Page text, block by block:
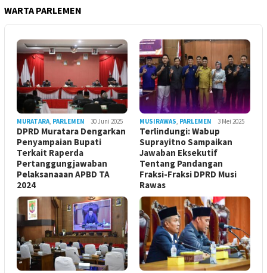
WARTA PARLEMEN
MURATARA PARLEMEN 30 Juni 2025
DPRD Muratara Dengarkan
Penyampaian Bupati
Terkait Raperda
Pertanggungjawaban
Pelaksanaaan APBD TA
2024
MUSIRAWAS PARLEMEN 3 Mei 2025
Terlindungi: Wabup
Suprayitno Sampaikan
Jawaban Eksekutif
Tentang Pandangan
Fraksi-Fraksi DPRD Musi
Rawas